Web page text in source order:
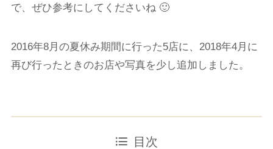
で、ぜひ参考にしてくださいね 🙂
2016年8月の夏休み期間に行った5店に、2018年4月に
再び行ったときのお店や写真を少し追加しました。
目次